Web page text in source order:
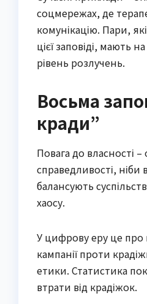
соцмережах, де
комунікацію. Пари,
цієї заповіді, мають
рівень розлучень.
Восьма
кради”
Повага до власності –
справедливості, ніби
балансують
хаосу.
У цифрову еру це про
кампанії проти
етики. Статистика
втрати від крадіжок.